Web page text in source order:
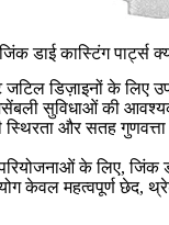
डाई कास्टिंग पार्ट्स
जटिल डिज़ाइनों के लिए
सुविधाओं की
और सतह गुणवत्ता
के लिए,
केवल महत्वपूर्ण छेद,